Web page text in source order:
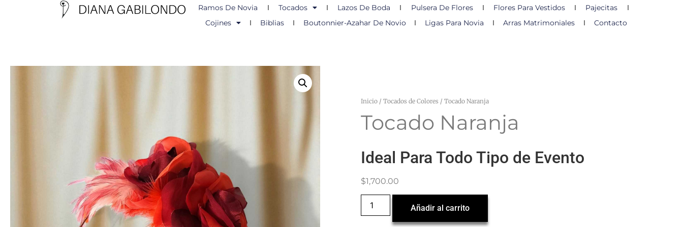
Ramos De Novia Tocados Lazos De Boda Pulsera De Flores Flores Para Vestidos
Pajecitas
Cojines
Biblias Boutonnier-Azahar De Novio Ligas Para Novia Arras Matrimoniales Contacto
Inicio /Tocados de Colores / Tocado Naranja
Tocado Naranja
Ideal Para Todo Tipo de Evento
$1,700.00
Añadir al carrito